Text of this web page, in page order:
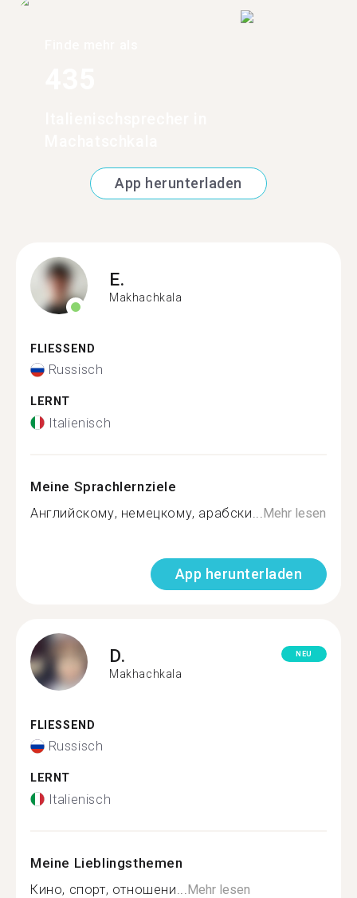
App herunterladen
E.
Makhachkala
FLIESSEND
Russisch
LERNT
Italienisch
Meine Sprachlernziele
Английскому, немецкому, арабски... Mehr lesen
App herunterladen
D.
Makhachkala
NEU
FLIESSEND
Russisch
LERNT
Italienisch
Meine Lieblingsthemen
Кино, спорт, отношени... Mehr lesen